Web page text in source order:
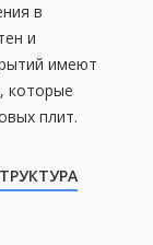
в
и
имеют
которые
плит.